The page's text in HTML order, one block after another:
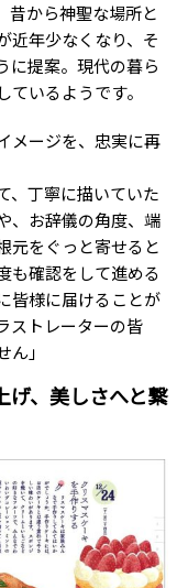
昔から神聖な場所と
近年少なくなり、そ
に提案。現代の暮ら
いるようです。
メージを、忠実に再
、丁寧に描いていた
、お辞儀の角度、端
元をぐっと寄せると
も確認をして進める
皆様に届けることが
ストレーターの皆
」
げ、美しさへと繋